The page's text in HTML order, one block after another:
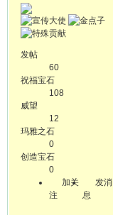
发帖
60
祝福宝石
108
威望
12
玛雅之石
0
创造宝石
0
加关
注
发消
息